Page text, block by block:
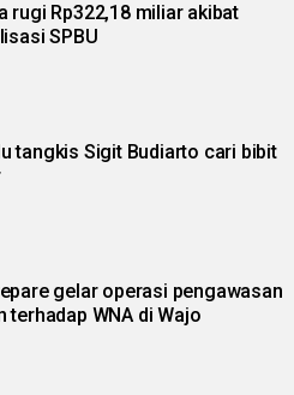
rugi Rp322,18 miliar akibat
SPBU
tangkis Sigit Budiarto cari bibit
gelar operasi pengawasan
terhadap WNA di Wajo